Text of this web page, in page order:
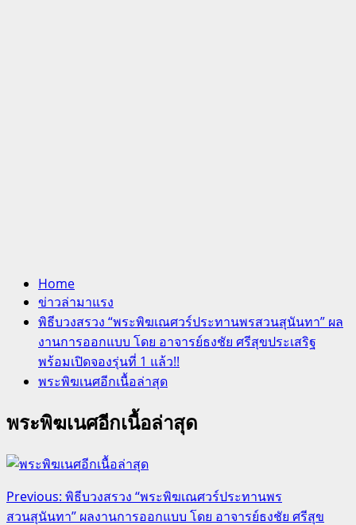
Home
ข่าวล่ามาแรง
พิธีบวงสรวง “พระพิฆเณศวร์ประทานพรสวนสุนันทา” ผล
งานการออกแบบ โดย อาจารย์ธงชัย ศรีสุขประเสริฐ
พร้อมเปิดจองรุ่นที่ 1 แล้ว!!
พระพิฆเนศอีกเนื้อล่าสุด
พระพิฆเนศอีกเนื้อล่าสุด
Post
Previous: พิธีบวงสรวง “พระพิฆเณศวร์ประทานพร
สวนสุนันทา” ผลงานการออกแบบ โดย อาจารย์ธงชัย ศรีสุข